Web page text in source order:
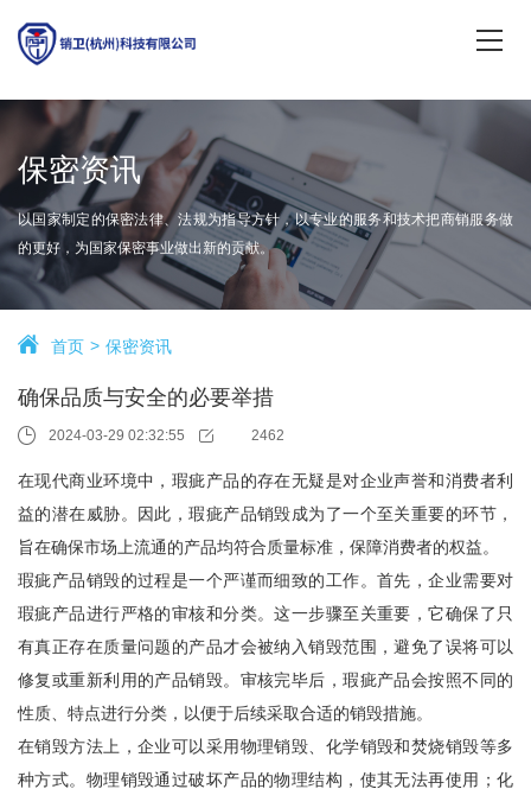
保密资讯
以国家制定的保密法律、法规为指导方针，以专业的服务和技术把商销服务做
的更好，为国家保密事业做出新的贡献。
首页 保密资讯
确保品质与安全的必要举措
2024-03-29 02:32:55 2462
在现代商业环境中，瑕疵产品的存在无疑是对企业声誉和消费者利
益的潜在威胁。因此，瑕疵产品销毁成为了一个至关重要的环节，
旨在确保市场上流通的产品均符合质量标准，保障消费者的权益。
瑕疵产品销毁的过程是一个严谨而细致的工作。首先，企业需要对
瑕疵产品进行严格的审核和分类。这一步骤至关重要，它确保了只
有真正存在质量问题的产品才会被纳入销毁范围，避免了误将可以
修复或重新利用的产品销毁。审核完毕后，瑕疵产品会按照不同的
性质、特点进行分类，以便于后续采取合适的销毁措施。
在销毁方法上，企业可以采用物理销毁、化学销毁和焚烧销毁等多
种方式。物理销毁通过破坏产品的物理结构，使其无法再使用；化